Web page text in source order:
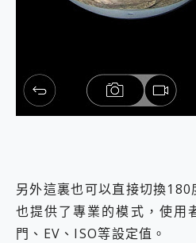
另外這裏也可以直接切換
也提供了專業的模式，使用
門、EV、ISO等設定值。